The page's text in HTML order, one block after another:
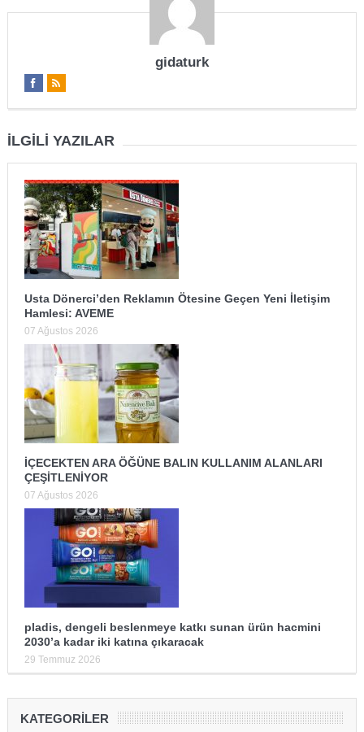
gidaturk
İLGILI YAZILAR
Usta Dönerci’den Reklamın Ötesine Geçen Yeni İletişim
Hamlesi: AVEME
07 Ağustos 2026
İÇECEKTEN ARA ÖĞÜNE BALIN KULLANIM ALANLARI
ÇEŞİTLENİYOR
07 Ağustos 2026
pladis, dengeli beslenmeye katkı sunan ürün hacmini
2030’a kadar iki katına çıkaracak
29 Temmuz 2026
KATEGORILER